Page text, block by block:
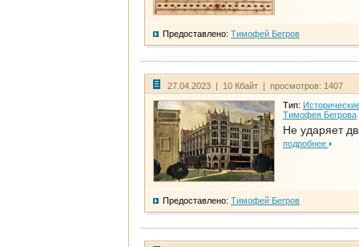
Предоставлено: Тимофей Бегров
27.04.2023 | 10 Кбайт | просмотров: 1407
Тип:
Тимофея Бегрова
Не ударяет
подробнее
Предоставлено: Тимофей Бегров